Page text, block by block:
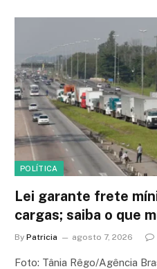
POLÍTICA
Lei garante frete
cargas; saiba o que
By Patricia agosto 7, 2026
Foto: Tânia Rêgo/Agência